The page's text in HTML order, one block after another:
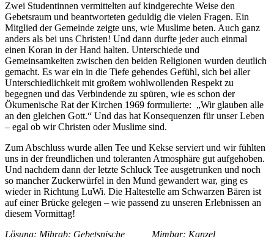
Zwei Studentinnen vermittelten auf kindgerechte Weise den
Gebetsraum und beantworteten geduldig die vielen Fragen. Ein
Mitglied der Gemeinde zeigte uns, wie Muslime beten. Auch ganz
anders als bei uns Christen! Und dann durfte jeder auch einmal
einen Koran in der Hand halten. Unterschiede und
Gemeinsamkeiten zwischen den beiden Religionen wurden deutlich
gemacht. Es war ein in die Tiefe gehendes Gefühl, sich bei aller
Unterschiedlichkeit mit großem wohlwollenden Respekt zu
begegnen und das Verbindende zu spüren, wie es schon der
Ökumenische Rat der Kirchen 1969 formulierte: „Wir glauben alle
an den gleichen Gott.“ Und das hat Konsequenzen für unser Leben
– egal ob wir Christen oder Muslime sind.
Zum Abschluss wurde allen Tee und Kekse serviert und wir fühlten
uns in der freundlichen und toleranten Atmosphäre gut aufgehoben.
Und nachdem dann der letzte Schluck Tee ausgetrunken und noch
so mancher Zuckerwürfel in den Mund gewandert war, ging es
wieder in Richtung LuWi. Die Haltestelle am Schwarzen Bären ist
auf einer Brücke gelegen – wie passend zu unseren Erlebnissen an
diesem Vormittag!
Lösung: Mihrab: Gebetsnische Mimbar: Kanzel